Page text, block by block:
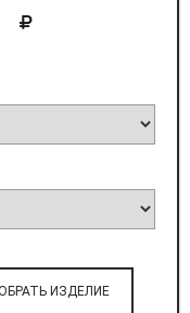
ИЗДЕЛИЕ